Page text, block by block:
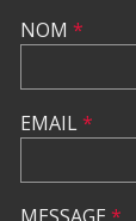
NOM *
EMAIL*